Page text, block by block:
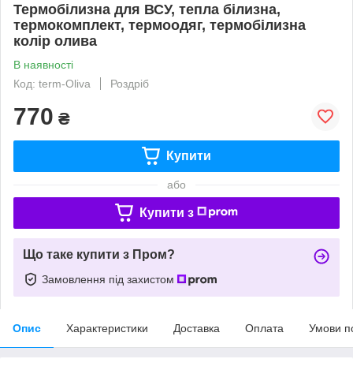
Термобілизна для ВСУ, тепла білизна,
термокомплект, термоодяг, термобілизна
колір олива
В наявності
Код: term-Oliva
Роздріб
770 ₴
Купити
або
Купити з
Що таке купити з Пром?
Замовлення під захистом
Опис Характеристики Доставка Оплата Умови